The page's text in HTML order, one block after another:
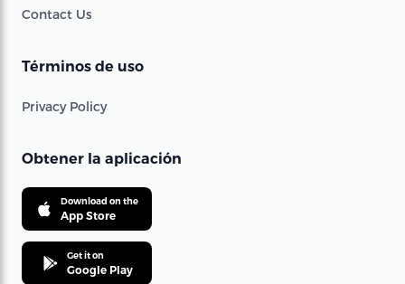
Contact Us
Términos de uso
Privacy Policy
Obtener la aplicación
Download on the
App Store
Get it on
Google Play